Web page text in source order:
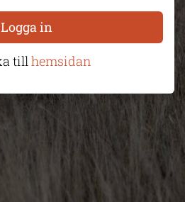
Logga in
till hemsidan